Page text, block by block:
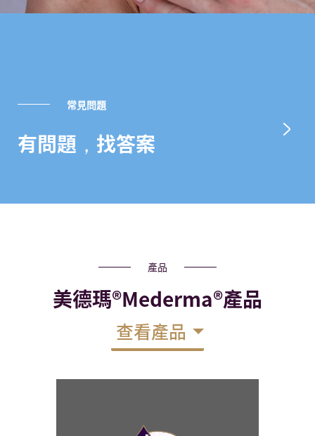
常見問題
有問題，找答案
產品
美德瑪®Mederma®產品
查看產品